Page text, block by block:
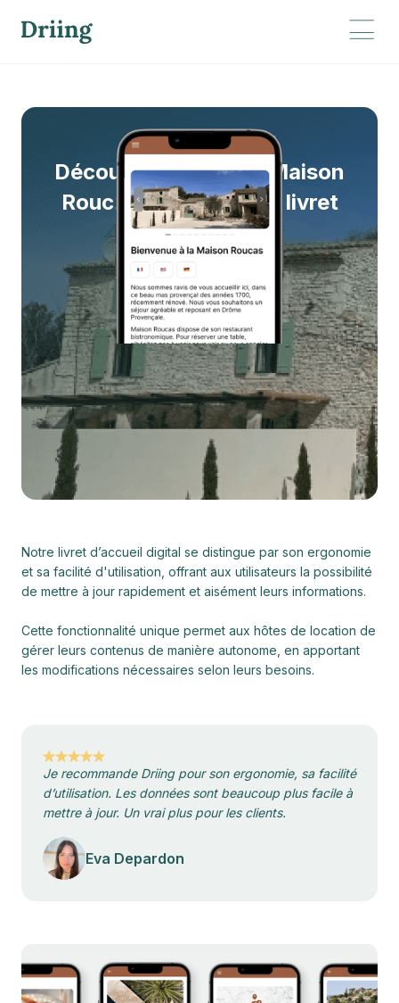
Maison Roucas
Découvrez le cas de Maison
Roucas à travers son livret
d’accueil
Notre livret d’accueil digital se distingue par son ergonomie
et sa facilité d'utilisation, offrant aux utilisateurs la possibilité
de mettre à jour rapidement et aisément leurs informations.
Cette fonctionnalité unique permet aux hôtes de location de
gérer leurs contenus de manière autonome, en apportant
les modifications nécessaires selon leurs besoins.
Je recommande Driing pour son ergonomie, sa facilité
d’utilisation. Les données sont beaucoup plus facile à
mettre à jour. Un vrai plus pour les clients.
Eva Depardon